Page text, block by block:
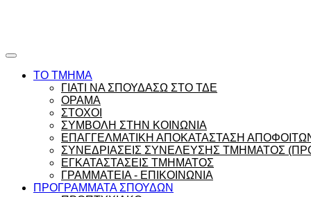
ΤΟ ΤΜΗΜΑ
ΓΙΑΤΙ ΝΑ ΣΠΟΥΔΑΣΩ ΣΤΟ ΤΔΕ
ΟΡΑΜΑ
ΣΤΟΧΟΙ
ΣΥΜΒΟΛΗ ΣΤΗΝ ΚΟΙΝΩΝΙΑ
ΕΠΑΓΓΕΛΜΑΤΙΚΗ ΑΠΟΚΑΤΑΣΤΑΣΗ
ΣΥΝΕΔΡΙΑΣΕΙΣ ΣΥΝΕΛΕΥΣΗΣ ΤΜΗΜΑΤΟΣ
ΕΓΚΑΤΑΣΤΑΣΕΙΣ ΤΜΗΜΑΤΟΣ
ΓΡΑΜΜΑΤΕΙΑ - ΕΠΙΚΟΙΝΩΝΙΑ
ΠΡΟΓΡΑΜΜΑΤΑ ΣΠΟΥΔΩΝ